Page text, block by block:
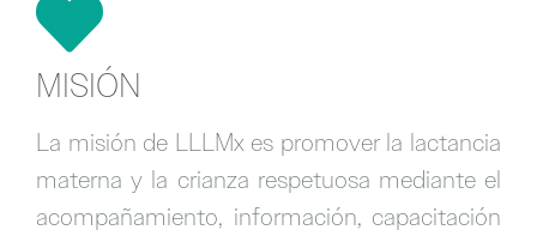
MISIÓN
La misión de LLLMx es promover la lactancia
materna y la crianza respetuosa mediante el
acompañamiento, información, capacitación